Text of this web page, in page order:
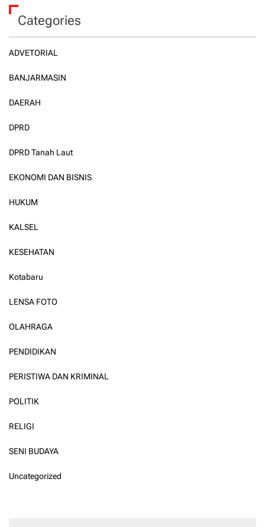
Categories
ADVETORIAL
BANJARMASIN
DAERAH
DPRD
DPRD Tanah Laut
EKONOMI DAN BISNIS
HUKUM
KALSEL
KESEHATAN
Kotabaru
LENSA FOTO
OLAHRAGA
PENDIDIKAN
PERISTIWA DAN KRIMINAL
POLITIK
RELIGI
SENI BUDAYA
Uncategorized